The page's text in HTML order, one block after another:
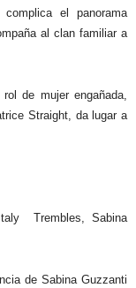
el panorama
al clan familiar a
de mujer engañada,
Straight, da lugar a
Trembles, Sabina
de Sabina Guzzanti